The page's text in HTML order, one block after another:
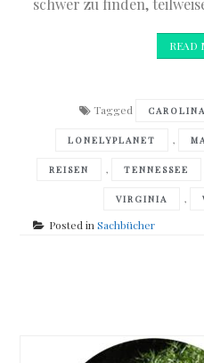
schwer zu finden,
READ
Tagged CAROLINA
LONELYPLANET ,
REISEN , TENNESSEE
VIRGINIA ,
Posted inSachbücher
navigation